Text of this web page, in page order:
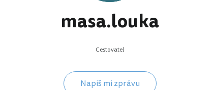
masa.louka
Cestovatel
Napiš mi zprávu